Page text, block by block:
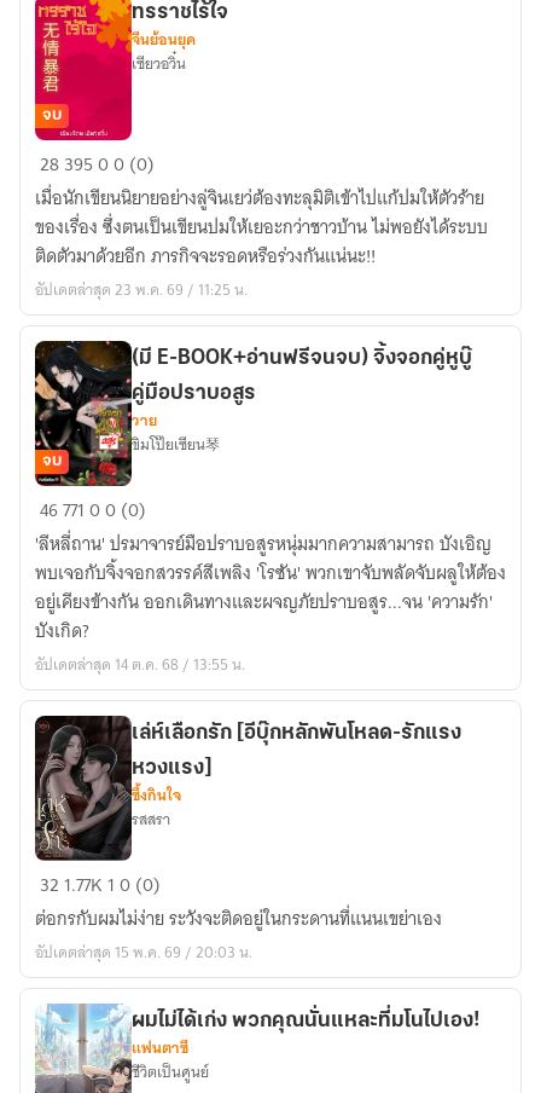
ทรราช
ไร้
ใจ
จบ
ทรราชไร้ใจ
จีนย้อนยุค
เซียวอวิ๋น
2839500 (0)
เมื่อนักเขียนนิยายอย่างลู่จินเยว่ต้องทะลุมิติเข้าไปแก้ปมให้ตัวร้าย
ของเรื่อง ซึ่งตนเป็นเขียนปมให้เยอะกว่าชาวบ้าน ไม่พอยังได้ระบบ
ติดตัวมาด้วยอีก ภารกิจจะรอดหรือร่วงกันแน่นะ!!
อัปเดตล่าสุด 23 พ.ค. 69 / 11:25 น.
(มี
E-
BOOK+อ่าน
ฟรี
จนจบ)
จิ้งจอก
คู่หู
บู๊
คู่มือ
ปราบ
อสูร
จบ
(มี E-BOOK+อ่านฟรีจนจบ) จิ้งจอกคู่หูบู๊
คู่มือปราบอสูร
วาย
ขิมโป๊ยเซียน琴
4677100 (0)
'ลีหลี่ถาน' ปรมาจารย์มือปราบอสูรหนุ่มมากความสามารถ บังเอิญ
พบเจอกับจิ้งจอกสวรรค์สีเพลิง 'โรซัน' พวกเขาจับพลัดจับผลูให้ต้อง
อยู่เคียงข้างกัน ออกเดินทางและผจญภัยปราบอสูร...จน 'ความรัก'
บังเกิด?
อัปเดตล่าสุด 14 ต.ค. 68 / 13:55 น.
เล่ห์
เลือก
รัก
[อี
บุ๊ก
หลัก
พัน
โหลด-
เล่ห์เลือกรัก [อีบุ๊กหลักพันโหลด-รักแรง
หวงแรง]
ซึ้งกินใจ
รสสรา
32 1.77K 10 (0)
ต่อกรกับผมไม่ง่าย ระวังจะติดอยู่ในกระดานที่แนนเขย่าเอง
อัปเดตล่าสุด 15 พ.ค. 69 / 20:03 น.
ผมไม่ได้เก่ง พวกคุณนั่นแหละที่มโนไปเอง!
แฟนตาซี
ชีวิตเป็นศูนย์